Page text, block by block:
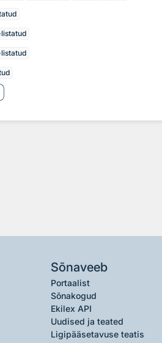
Sõnaveeb
Portaalist
Sõnakogud
Ekilex API
Uudised ja teated
Ligipääsetavuse teatis